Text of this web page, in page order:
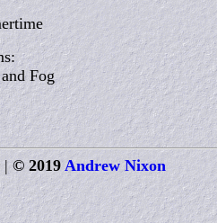
Fog
|© 2019Andrew Nixon